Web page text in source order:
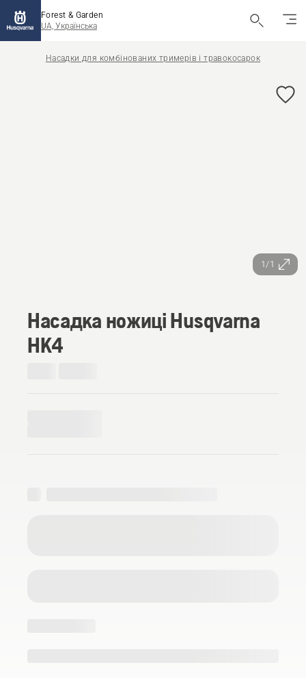
Forest & Garden
UA, Українська
Насадки для комбінованих тримерів і травокосарок
1/1
Насадка ножиці Husqvarna
HK4